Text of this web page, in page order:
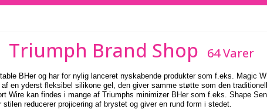
Triumph Brand Shop 64 Varer
BHer og har for nylig lanceret nyskabende produkter som f.eks. Magic
af en yderst fleksibel silikone gel, den giver samme støtte som den
Wire kan findes i mange af Triumphs minimizer BHer som f.eks. Shape
reducerer projicering af brystet og giver en rund form i stedet.